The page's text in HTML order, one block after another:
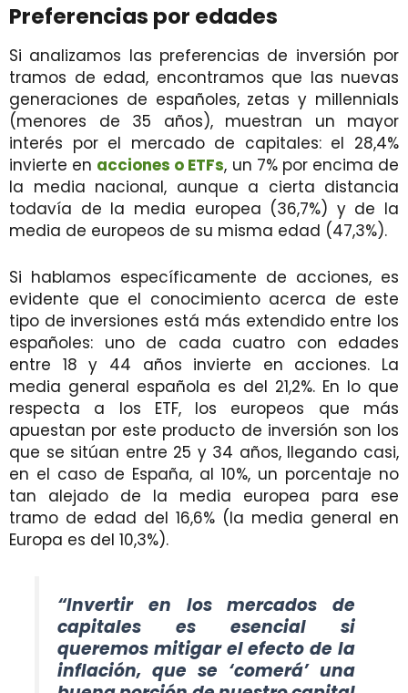
Preferencias por edades
Si analizamos las preferencias de inversión por
tramos de edad, encontramos que las nuevas
generaciones de españoles, zetas y millennials
(menores de 35 años), muestran un mayor
interés por el mercado de capitales: el 28,4%
invierte en acciones o ETFs, un 7% por encima de
la media nacional, aunque a cierta distancia
todavía de la media europea (36,7%) y de la
media de europeos de su misma edad (47,3%).
Si hablamos específicamente de acciones, es
evidente que el conocimiento acerca de este
tipo de inversiones está más extendido entre los
españoles: uno de cada cuatro con edades
entre 18 y 44 años invierte en acciones. La
media general española es del 21,2%. En lo que
respecta a los ETF, los europeos que más
apuestan por este producto de inversión son los
que se sitúan entre 25 y 34 años, llegando casi,
en el caso de España, al 10%, un porcentaje no
tan alejado de la media europea para ese
tramo de edad del 16,6% (la media general en
Europa es del 10,3%).
“Invertir en los mercados de
capitales es esencial si
queremos mitigar el efecto de la
inflación, que se ‘comerá’ una